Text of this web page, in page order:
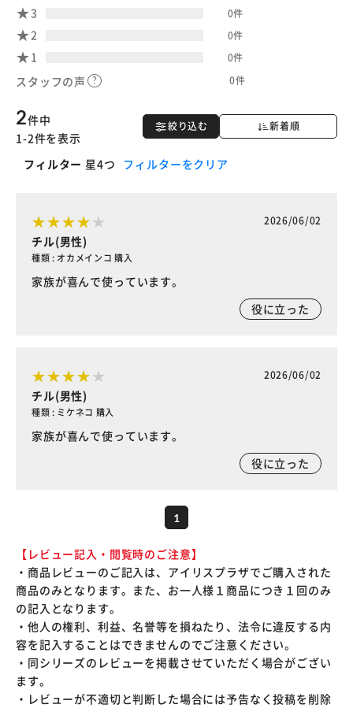
3 0件
2 0件
1 0件
スタッフの声 0件
絞り込む 新着順
2件中
1-2件を表示
フィルター 星4つ フィルターをクリア
2026/06/02
チル(男性)
種類 : オカメインコ 購入
家族が喜んで使っています。
役に立った
2026/06/02
チル(男性)
種類 : ミケネコ 購入
家族が喜んで使っています。
役に立った
1
【レビュー記入・閲覧時のご注意】
・商品レビューのご記入は、アイリスプラザでご購入された
商品のみとなります。また、お一人様１商品につき１回のみ
の記入となります。
・他人の権利、利益、名誉等を損ねたり、法令に違反する内
容を記入することはできませんのでご注意ください。
・同シリーズのレビューを掲載させていただく場合がござい
ます。
・レビューが不適切と判断した場合には予告なく投稿を削除